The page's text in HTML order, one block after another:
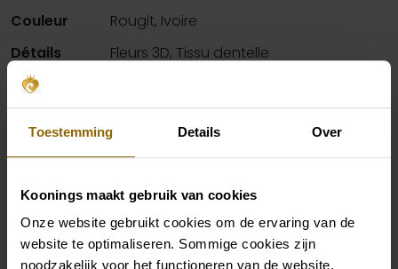
Toestemming Details Over
Koonings maakt gebruik van cookies
Onze website gebruikt cookies om de ervaring van de
website te optimaliseren. Sommige cookies zijn
noodzakelijk voor het functioneren van de website.
Couleur
Rougit, Ivoire
Détails
Fleurs 3D, Tissu dentelle
Cou
Disponibilité par magasin